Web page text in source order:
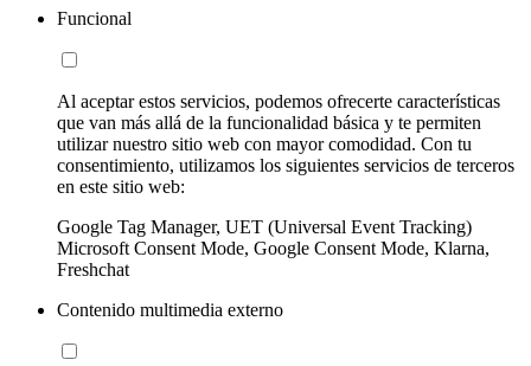
Funcional
Al aceptar estos servicios, podemos ofrecerte características
que van más allá de la funcionalidad básica y te permiten
utilizar nuestro sitio web con mayor comodidad. Con tu
consentimiento, utilizamos los siguientes servicios de terceros
en este sitio web:
Google Tag Manager, UET (Universal Event Tracking)
Microsoft Consent Mode, Google Consent Mode, Klarna,
Freshchat
Contenido multimedia externo